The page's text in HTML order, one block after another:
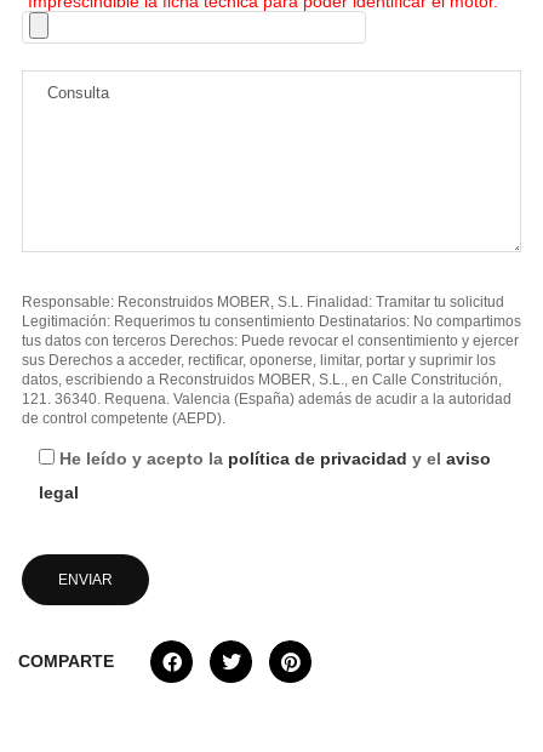
Responsable: Reconstruidos MOBER, S.L. Finalidad: Tramitar tu solicitud
Legitimación: Requerimos tu consentimiento Destinatarios: No compartimos
tus datos con terceros Derechos: Puede revocar el consentimiento y ejercer
sus Derechos a acceder, rectificar, oponerse, limitar, portar y suprimir los
datos, escribiendo a Reconstruidos MOBER, S.L., en Calle Constritución,
121. 36340. Requena. Valencia (España) además de acudir a la autoridad
de control competente (AEPD).
He leído y acepto la política de privacidad y el aviso
legal
COMPARTE